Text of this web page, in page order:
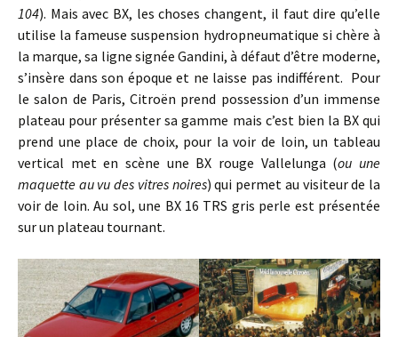
104). Mais avec BX, les choses changent, il faut dire qu’elle
utilise la fameuse suspension hydropneumatique si chère à
la marque, sa ligne signée Gandini, à défaut d’être moderne,
s’insère dans son époque et ne laisse pas indifférent. Pour
le salon de Paris, Citroën prend possession d’un immense
plateau pour présenter sa gamme mais c’est bien la BX qui
prend une place de choix, pour la voir de loin, un tableau
vertical met en scène une BX rouge Vallelunga (ou une
maquette au vu des vitres noires) qui permet au visiteur de la
voir de loin. Au sol, une BX 16 TRS gris perle est présentée
sur un plateau tournant.